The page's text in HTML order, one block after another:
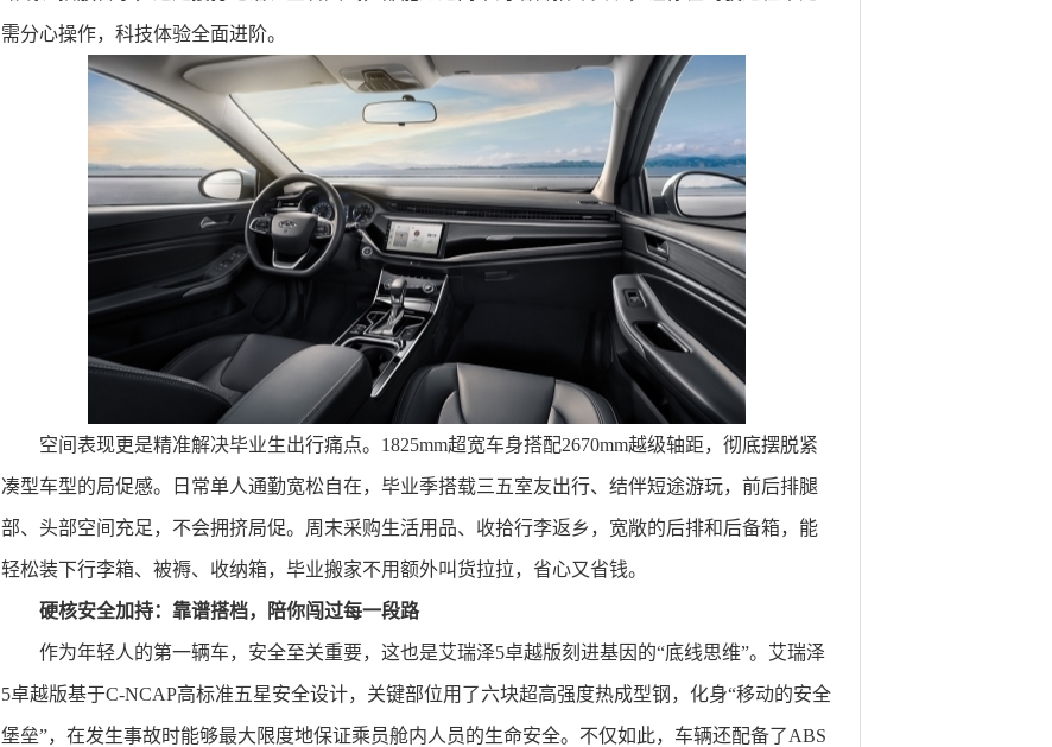
需分心操作，科技体验全面进阶。
空间表现更是精准解决毕业生出行痛点。1825mm超宽车身搭配2670mm越级轴距，彻底摆脱紧
凑型车型的局促感。日常单人通勤宽松自在，毕业季搭载三五室友出行、结伴短途游玩，前后排腿
部、头部空间充足，不会拥挤局促。周末采购生活用品、收拾行李返乡，宽敞的后排和后备箱，能
轻松装下行李箱、被褥、收纳箱，毕业搬家不用额外叫货拉拉，省心又省钱。
硬核安全加持：靠谱搭档，陪你闯过每一段路
作为年轻人的第一辆车，安全至关重要，这也是艾瑞泽5卓越版刻进基因的“底线思维”。艾瑞泽
5卓越版基于C-NCAP高标准五星安全设计，关键部位用了六块超高强度热成型钢，化身“移动的安全
堡垒”，在发生事故时能够最大限度地保证乘员舱内人员的生命安全。不仅如此，车辆还配备了ABS